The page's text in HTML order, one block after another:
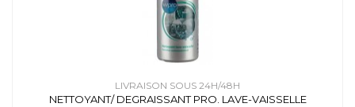
LIVRAISON SOUS 24H/48H
NETTOYANT/ DEGRAISSANT PRO. LAVE-VAISSELLE